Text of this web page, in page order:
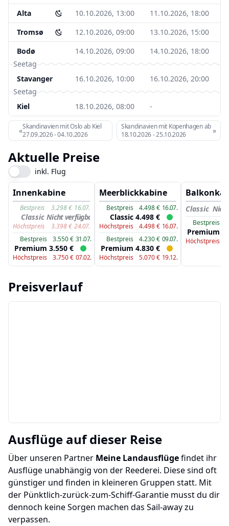
Alta
10.10.2026, 13:00
11.10.2026, 18:00
Tromsø
12.10.2026, 09:00
13.10.2026, 15:00
Bodø
14.10.2026, 09:00
14.10.2026, 18:00
Seetag
Stavanger
16.10.2026, 10:00
16.10.2026, 20:00
Seetag
Kiel
18.10.2026, 08:00 -
«Skandinavien mit Oslo ab Kiel
27.09.2026-04.10.2026
Skandinavien mit Kopenhagen ab Kiel
18.10.2026-25.10.2026 »
Aktuelle Preise
inkl. Flug
Innenkabine
Bestpreis 3.298€ 16.07.
Classic Nicht verfügbar
Höchstpreis 3.398€ 24.07.
Bestpreis
3.550€ 31.07.
Premium 3.550 €
Höchstpreis 3.750€ 07.02.
Meerblickkabine
Bestpreis 4.498€ 16.07.
Classic 4.498€
Höchstpreis 4.498€ 16.07.
Bestpreis
4.230€ 09.07.
Premium 4.830€
Höchstpreis 5.070€ 19.12.
Classic
Bestpreis
Premium
Höchstpreis
Preisverlauf
Ausflüge auf dieser Reise
Über unseren Partner Meine Landausflügefindet ihr
Ausflüge unabhängig von der Reederei. Diese sind oft
günstiger und finden in kleineren Gruppen statt. Mit
der Pünktlich-zurück-zum-Schiff-Garantie musst du dir
dennoch keine Sorgen machen das Sail-away zu
verpassen.